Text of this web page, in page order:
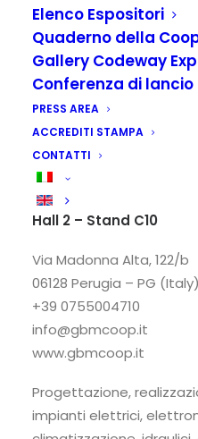
Elenco Espositori
Quaderno della
Gallery Codeway
Conferenza di lancio
PRESS AREA
ACCREDITI STAMPA
CONTATTI
GBM Soc.
Hall 2 – Stand C10
Via Madonna Alta, 122/b
06128 Perugia – PG (Italy)
+39 0755004710
info@gbmcoop.it
www.gbmcoop.it
Progettazione,
impianti elettrici,